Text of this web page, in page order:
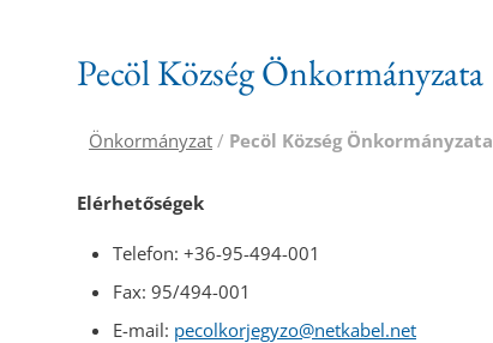
Pecöl Község Önkormányzata
Önkormányzat / Pecöl Község Önkormányzata
Elérhetőségek
Telefon: +36-95-494-001
Fax: 95/494-001
E-mail: pecolkorjegyzo@netkabel.net